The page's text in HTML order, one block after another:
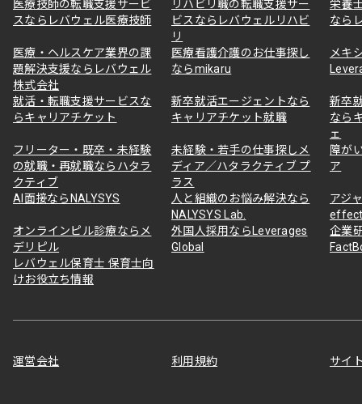
医療技師の転職支援サービ
スならレバウェル医療技師
リハビリ職の転職支援サー
ビスならレバウェルリハビ
リ
栄養
なら
医療・ヘルスケア業界の課
題解決支援ならレバウェル
株式会社
医療看護介護のお仕事探し
ならmikaru
メキ
就活・転職支援サービスな
らキャリアチケット
新卒就活エージェントなら
キャリアチケット就職
新卒
なら
ェ
フリーター・既卒・未経験
の就職・再就職ならハタラ
クティブ
未経験・若手の仕事探しメ
ディア／ハタラクティブ プ
ラス
障が
ア
AI面接ならNALYSYS
人と組織のお悩み解決なら
NALYSYS Lab.
アジ
オンラインピル診療ならメ
デリピル
外国人採用ならLeverages
Global
企業
レバウェル保育士 保育士向
けお役立ち情報
運営会社 利用規約 サイ